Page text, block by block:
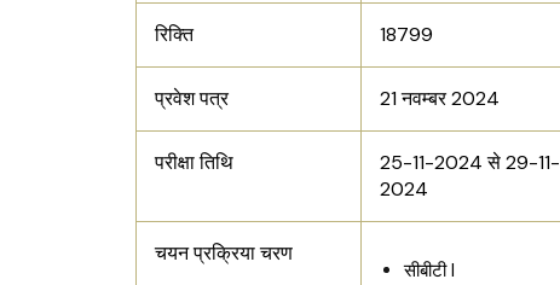
रिक्ति 18799
प्रवेश पत्र 21 नवम्बर 2024
परीक्षा तिथि
25-11-2024 से 29-11-
2024
चयन प्रक्रिया चरण
सीबीटी I